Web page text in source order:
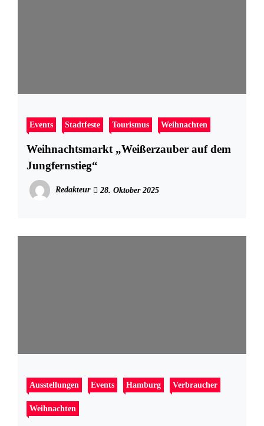
Events Stadtfeste Tourismus Weihnachten
Weihnachtsmarkt „Weißerzauber auf dem
Jungfernstieg“
Redakteur 28. Oktober 2025
Ausstellungen Events Hamburg Verbraucher
Weihnachten